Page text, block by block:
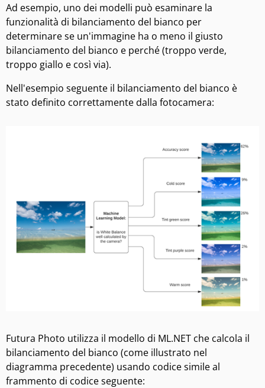
Ad esempio, uno dei modelli può esaminare la
funzionalità di bilanciamento del bianco per
determinare se un'immagine ha o meno il giusto
bilanciamento del bianco e perché (troppo verde,
troppo giallo e così via).
Nell'esempio seguente il bilanciamento del bianco è
stato definito correttamente dalla fotocamera:
Futura Photo utilizza il modello di ML.NET che calcola il
bilanciamento del bianco (come illustrato nel
diagramma precedente) usando codice simile al
frammento di codice seguente: